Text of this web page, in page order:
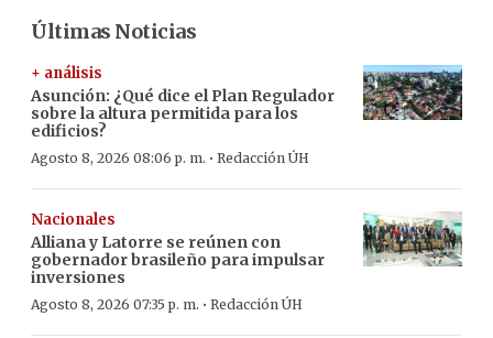
Últimas Noticias
+ análisis
Asunción: ¿Qué dice el Plan Regulador
sobre la altura permitida para los
edificios?
Agosto 8, 2026 08:06 p. m. · Redacción ÚH
Nacionales
Alliana y Latorre se reúnen con
gobernador brasileño para impulsar
inversiones
Agosto 8, 2026 07:35 p. m. · Redacción ÚH